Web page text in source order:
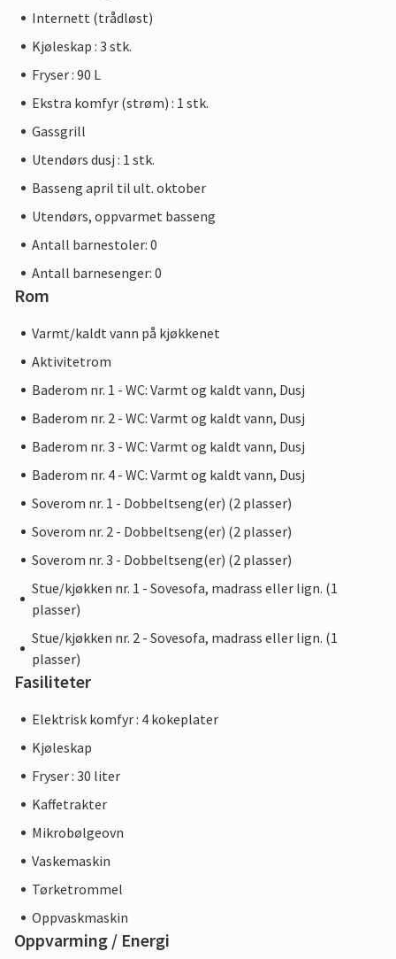
Internett (trådløst)
Kjøleskap : 3 stk.
Fryser : 90 L
Ekstra komfyr (strøm) : 1 stk.
Gassgrill
Utendørs dusj : 1 stk.
Basseng april til ult. oktober
Utendørs, oppvarmet basseng
Antall barnestoler: 0
Antall barnesenger: 0
Rom
Varmt/kaldt vann på kjøkkenet
Aktivitetrom
Baderom nr. 1 - WC: Varmt og kaldt vann, Dusj
Baderom nr. 2 - WC: Varmt og kaldt vann, Dusj
Baderom nr. 3 - WC: Varmt og kaldt vann, Dusj
Baderom nr. 4 - WC: Varmt og kaldt vann, Dusj
Soverom nr. 1 - Dobbeltseng(er) (2 plasser)
Soverom nr. 2 - Dobbeltseng(er) (2 plasser)
Soverom nr. 3 - Dobbeltseng(er) (2 plasser)
Stue/kjøkken nr. 1 - Sovesofa, madrass eller lign. (1
plasser)
Stue/kjøkken nr. 2 - Sovesofa, madrass eller lign. (1
plasser)
Fasiliteter
Elektrisk komfyr : 4 kokeplater
Kjøleskap
Fryser : 30 liter
Kaffetrakter
Mikrobølgeovn
Vaskemaskin
Tørketrommel
Oppvaskmaskin
Oppvarming / Energi